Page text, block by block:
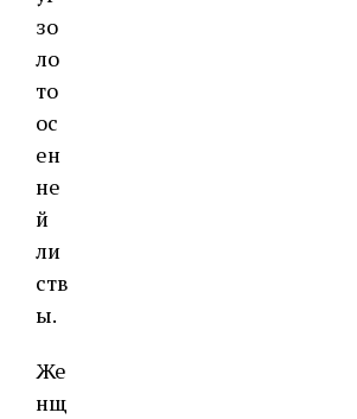
зо
ло
то
ос
ен
не
й
ли
ств
ы.
Же
нщ